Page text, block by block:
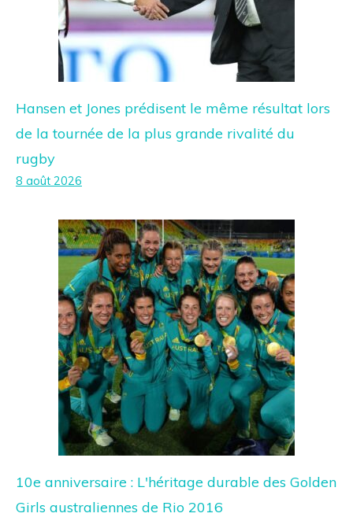
Hansen et Jones prédisent le même résultat lors
de la tournée de la plus grande rivalité du
rugby
8 août 2026
10e anniversaire : L'héritage durable des Golden
Girls australiennes de Rio 2016